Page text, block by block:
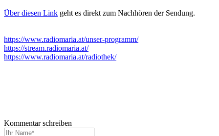
Über diesen Link geht es direkt zum Nachhören der Sendung.
https://www.radiomaria.at/unser-programm/
https://stream.radiomaria.at/
https://www.radiomaria.at/radiothek/
Kommentar schreiben